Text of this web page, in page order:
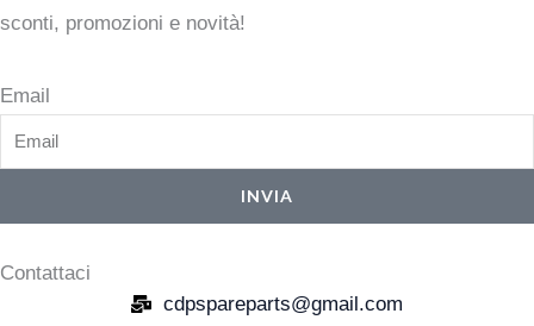
sconti, promozioni e novità!
Email
INVIA
Contattaci
cdpspareparts@gmail.com